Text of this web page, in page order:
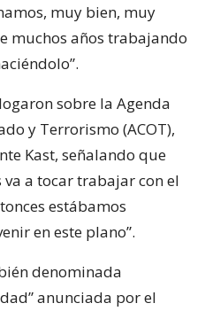
muy bien, muy
muchos años trabajando
sobre la Agenda
y Terrorismo (ACOT),
Kast, señalando que
va a tocar trabajar con el
estábamos
en este plano”.
denominada
anunciada por el